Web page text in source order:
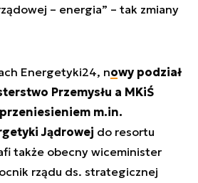
– energia” – tak zmiany
Energetyki24, nowy podział
Przemysłu a MKiŚ
m.in.
Jądrowej do resortu
także obecny wiceminister
rządu ds. strategicznej